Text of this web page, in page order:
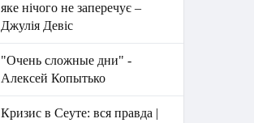
яке нічого не заперечує –
Джулія Девіс
"Очень сложные дни" -
Алексей Копытько
Кризис в Сеуте: вся правда |